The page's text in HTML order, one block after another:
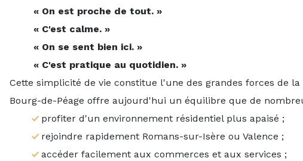
« On est proche de tout. »
« C'est calme. »
« On se sent bien ici. »
« C'est pratique au quotidien. »
Cette simplicité de vie constitue l'une des grandes forces de
Bourg-de-Péage offre aujourd'hui un équilibre que de
profiter d'un environnement résidentiel plus apaisé ;
rejoindre rapidement Romans-sur-Isère ou Valence ;
accéder facilement aux commerces et aux services ;